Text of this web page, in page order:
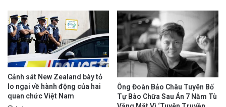
Cựu tù nhân lương tâm Lê Anh Hùng, người bị
đưa vào bệnh viện tâm thần và điều trị bắt
buộc trong thời gian hơn ba năm, từ ngày
05/6/2019 đến ngày 10/5/2022, nói với Đài Á
Châu Tự Do (RFA) trong ngày 20/12:
Cảnh sát New Zealand bày tỏ
lo ngại về hành động của hai
quan chức Việt Nam
Ông Đoàn Bảo Châu Tuyên Bố
Tự Bào Chữa Sau Án 7 Năm Tù